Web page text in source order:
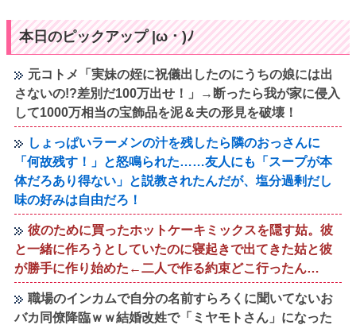
本日のピックアップ |ω・)ﾉ
元コトメ「実妹の姪に祝儀出したのにうちの娘には出
さないの!?差別だ100万出せ！」→断ったら我が家に侵入
して1000万相当の宝飾品を泥＆夫の形見を破壊！
しょっぱいラーメンの汁を残したら隣のおっさんに
「何故残す！」と怒鳴られた……友人にも「スープが本
体だろあり得ない」と説教されたんだが、塩分過剰だし
味の好みは自由だろ！
彼のために買ったホットケーキミックスを隠す姑。彼
と一緒に作ろうとしていたのに寝起きで出てきた姑と彼
が勝手に作り始めた←二人で作る約束どこ行ったん…
職場のインカムで自分の名前すらろくに聞いてないお
バカ同僚降臨ｗｗ結婚改姓で「ミヤモトさん」になった